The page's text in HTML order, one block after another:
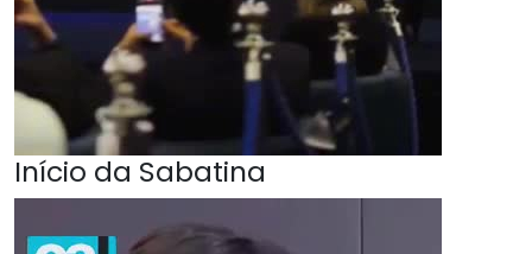
Início da Sabatina